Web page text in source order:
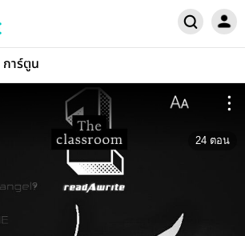
การ์ตูน
24 ตอน